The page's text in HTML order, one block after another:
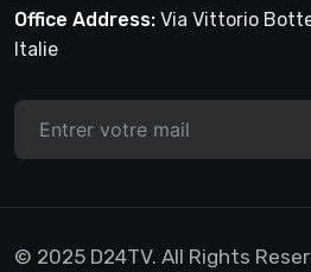
Office Address: Via Vittorio
Italie
© 2025 D24TV. All Rights